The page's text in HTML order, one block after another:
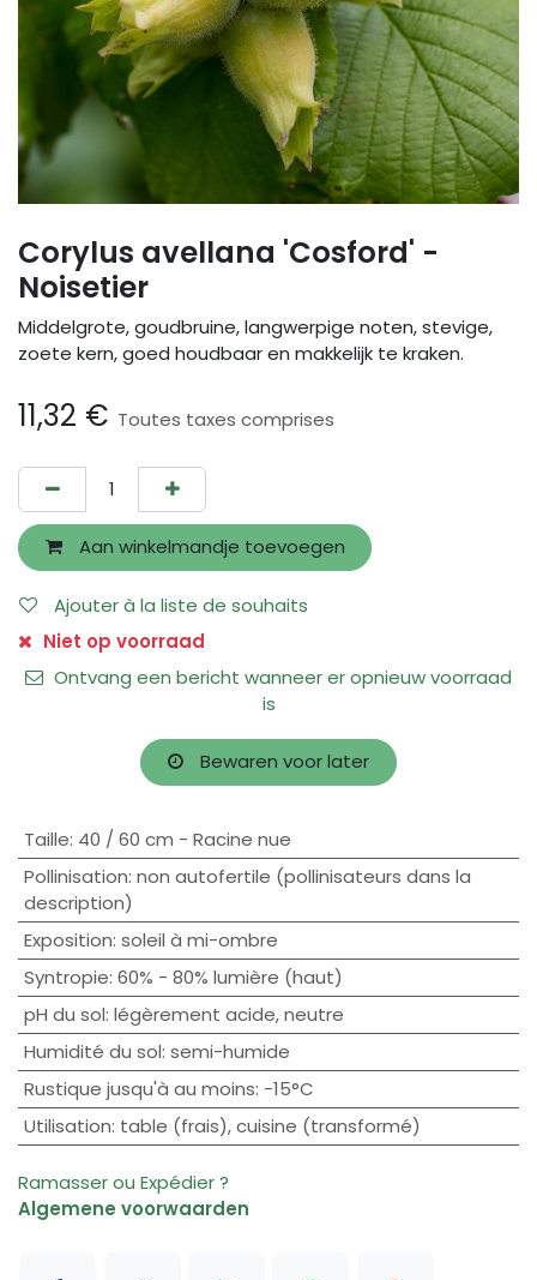
Corylus avellana 'Cosford' -
Noisetier
Middelgrote, goudbruine, langwerpige noten, stevige,
zoete kern, goed houdbaar en makkelijk te kraken.
11,32 € Toutes taxes comprises
Aan winkelmandje toevoegen
Ajouter à la liste de souhaits
Niet op voorraad
Ontvang een bericht wanneer er opnieuw voorraad
is
Bewaren voor later
Taille: 40 / 60 cm - Racine nue
Pollinisation: non autofertile (pollinisateurs dans la
description)
Exposition: soleil à mi-ombre
Syntropie: 60% - 80% lumière (haut)
pH du sol: légèrement acide,neutre
Humidité du sol: semi-humide
Rustique jusqu'à au moins: -15°C
Utilisation: table (frais),cuisine (transformé)
Ramasser ou Expédier ?
Algemene voorwaarden